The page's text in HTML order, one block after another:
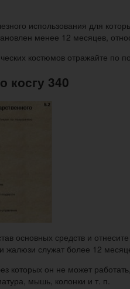
использования для
менее 12 месяцев,
костюмов отражайте по
косгу 340
основных средств и
служат более 12
которых он не может
мышь, колонки и т. п.